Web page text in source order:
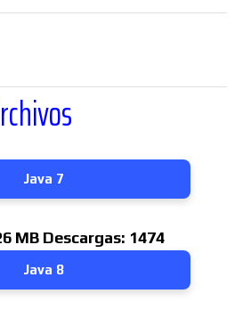
Java 7
MB Descargas: 1474
Java 8